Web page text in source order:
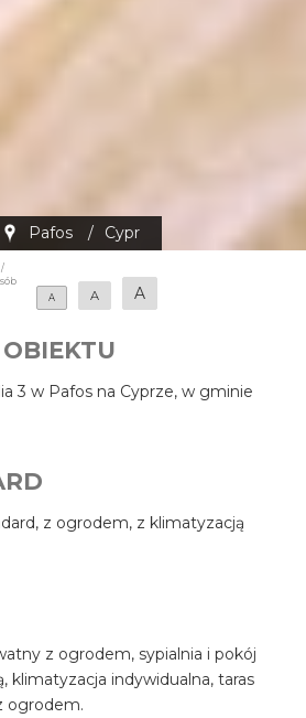
Pafos / Cypr
/
A
A A
3 w Pafos na Cyprze, w gminie
z ogrodem, z klimatyzacją
z ogrodem, sypialnia i pokój
klimatyzacja indywidualna, taras
ogrodem.